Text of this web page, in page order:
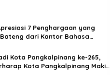
7 Penghargaan yang
dari Kantor Bahasa
Kota Pangkalpinang ke-265,
Kota Pangkalpinang Makin